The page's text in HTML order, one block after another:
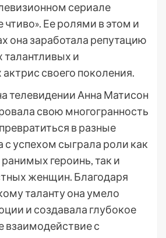
сериале
Ее ролями в этом и
она заработала репутацию
талантливых и
своего поколения.
телевидении Анна Матисон
свою многогранность
в разные
успехом сыграла роли как
героинь, так и
женщин. Благодаря
таланту она умело
и создавала глубокое
взаимодействие с